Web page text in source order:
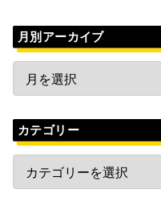
月別アーカイブ
カテゴリー